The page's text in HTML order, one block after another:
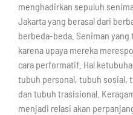
menghadirkan sepuluh
Jakarta yang berasal dari
berbeda-beda. Seniman
karena upaya mereka
cara performatif. Hal
tubuh personal, tubuh sosial,
dan tubuh trasisional.
menjadi relasi akan